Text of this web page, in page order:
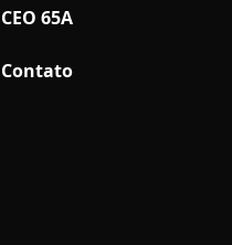
CEO 65A
Contato